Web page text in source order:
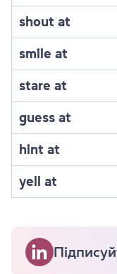
shout at
smile at
stare at
guess at
hint at
yell at